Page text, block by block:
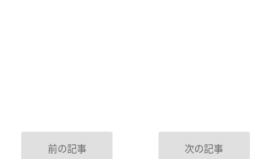
前の記事 次の記事